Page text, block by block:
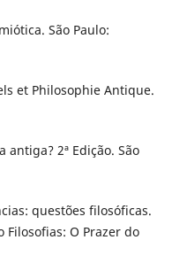
São Paulo:
et Philosophie Antique.
antiga? 2ª Edição. São
questões filosóficas.
Filosofias: O Prazer do